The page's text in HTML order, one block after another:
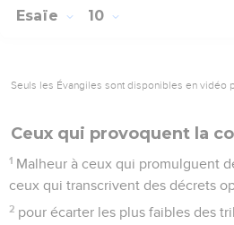
Esaïe 10
Seuls les Évangiles sont disponibles en vidéo
Ceux qui provoquent la
1 Malheur à ceux qui promulguent
ceux qui transcrivent des décrets
2 pour écarter les plus faibles des